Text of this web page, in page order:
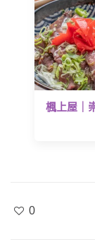
楓上屋｜
0